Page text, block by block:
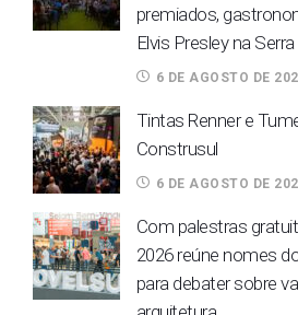
premiados,
Elvis Presley na
6 DE AGOSTO DE
Tintas Renner e
Construsul
6 DE AGOSTO DE
Com palestras
2026 reúne nomes
para debater sobre